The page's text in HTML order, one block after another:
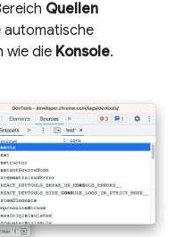
Quellen
wie die Konsole.